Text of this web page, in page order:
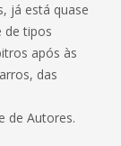
já está quase
de tipos
após às
das
de Autores.